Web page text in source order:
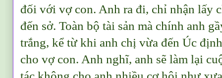
đối với vợ con. Anh ra đi, chỉ nhận lấy
đến sở. Toàn bộ tài sản mà chính anh
trắng, kể từ khi anh chị vừa đến Úc
cho vợ con. Anh nghĩ, anh sẽ làm lại